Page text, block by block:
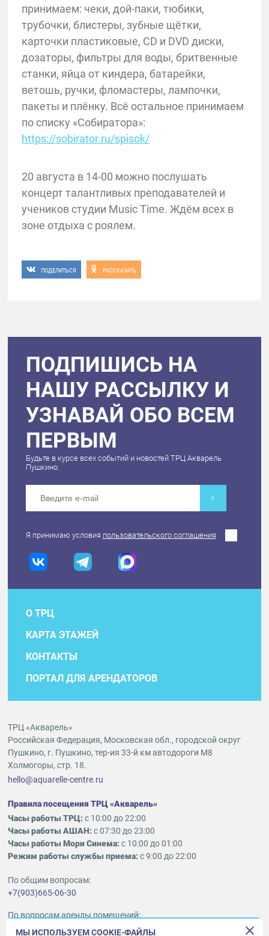
принимаем: чеки, дой-паки, тюбики,
трубочки, блистеры, зубные щётки,
карточки пластиковые, CD и DVD диски,
дозаторы, фильтры для воды, бритвенные
станки, яйца от киндера, батарейки,
ветошь, ручки, фломастеры, лампочки,
пакеты и плёнку. Всё остальное принимаем
по списку «Собиратора»:
https://sobirator.ru/spisok/
20 августа в 14-00 можно послушать
концерт талантливых преподавателей и
учеников студии Music Time. Ждём всех в
зоне отдыха с роялем.
ПОДЕЛИТЬСЯ РАССКАЗАТЬ
ПОДПИШИСЬ НА
НАШУ РАССЫЛКУ И
УЗНАВАЙ ОБО ВСЕМ
ПЕРВЫМ
Будьте в курсе всех событий и новостей ТРЦ Акварель
Пушкино.
Я принимаю условия пользовательского соглашения
О ТРЦ
КАРТА ЭТАЖЕЙ
КОНТАКТЫ
ПОРТАЛ ДЛЯ АРЕНДАТОРОВ
ТРЦ «Акварель»
Российская Федерация, Московская обл., городской округ
Пушкино, г. Пушкино, тер-ия 33-й км автодороги М8
Холмогоры, стр. 18.
hello@aquarelle-centre.ru
Правила посещения ТРЦ «Акварель»
Часы работы ТРЦ:с 10:00 до 22:00
Часы работы АШАН:с 07:30 до 23:00
Часы работы Мори Синема:с 10:00 до 01:00
Режим работы службы приема:с 9:00 до 22:00
По общим вопросам:
+7(903)665-06-30
По вопросам аренды помещений:
ukleykina@nhood.com
МЫ ИСПОЛЬЗУЕМ COOKIE-ФАЙЛЫ